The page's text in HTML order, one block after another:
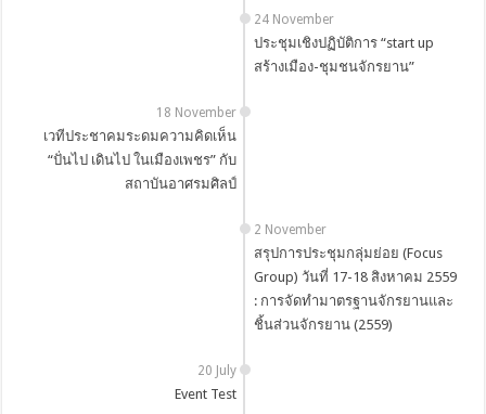
24 November
ประชุมเชิงปฏิบัติการ “start up
สร้างเมือง-ชุมชนจักรยาน”
18 November
เวทีประชาคมระดมความคิดเห็น
“ปั่นไป เดินไป ในเมืองเพชร” กับ
สถาบันอาศรมศิลป์
2 November
สรุปการประชุมกลุ่มย่อย (Focus
Group) วันที่ 17-18 สิงหาคม 2559
: การจัดทำมาตรฐานจักรยานและ
ชิ้นส่วนจักรยาน (2559)
20 July
Event Test